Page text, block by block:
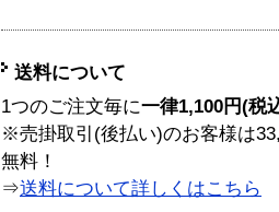
送料について
1つのご注文毎に一律1,100円(税
※売掛取引(後払い)のお客様は
無料！
⇒送料について詳しくはこちら